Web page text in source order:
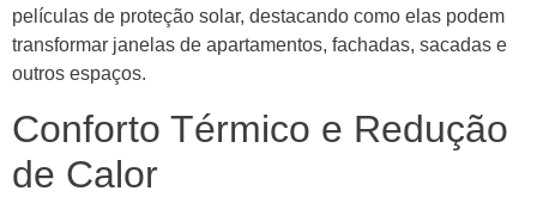
películas de proteção solar, destacando como elas podem
transformar janelas de apartamentos, fachadas, sacadas e
outros espaços.
Conforto Térmico e Redução
de Calor